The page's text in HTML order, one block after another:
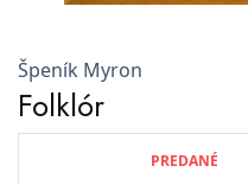
Špeník Myron
Folklór
PREDANÉ